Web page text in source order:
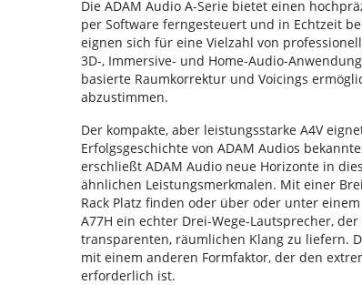
Die ADAM Audio A-Serie bietet einen
per Software ferngesteuert und in Echtzeit
eignen sich für eine Vielzahl von
3D-, Immersive- und Home-Audio-
basierte Raumkorrektur und Voicings
abzustimmen.
Der kompakte, aber leistungsstarke A4V
Erfolgsgeschichte von ADAM Audios
erschließt ADAM Audio neue Horizonte in
ähnlichen Leistungsmerkmalen. Mit einer
Rack Platz finden oder über oder unter
A77H ein echter Drei-Wege-Lautsprecher,
transparenten, räumlichen Klang zu liefern.
mit einem anderen Formfaktor, der den
erforderlich ist.